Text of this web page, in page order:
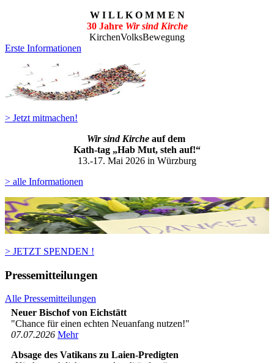
W I L L K O M M E N
30 Jahre Wir sind Kirche
KirchenVolksBewegung
Erste Informationen
> Jetzt mitmachen!
Wir sind Kirche auf dem
Kath-tag „Hab Mut, steh auf!“
13.-17. Mai 2026 in Würzburg
> alle Informationen
> JETZT SPENDEN !
Pressemitteilungen
Alle Pressemitteilungen
Neuer Bischof von Eichstätt
"Chance für einen echten Neuanfang nutzen!"
07­.07.2026 Mehr
Absage des Vatikans zu Laien-Predigten